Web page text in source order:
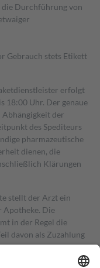
Durchführung von
Gebrauch stets Etikett
erfolgt
18:00 Uhr. Der genaue
Abhängigkeit der
des Spediteurs
pharmazeutische
dienen, die
Klärungen
stellt der Arzt ein
Apotheke. Die
in der Regel die
davon als Zuzahlung
in Höhe von zehn